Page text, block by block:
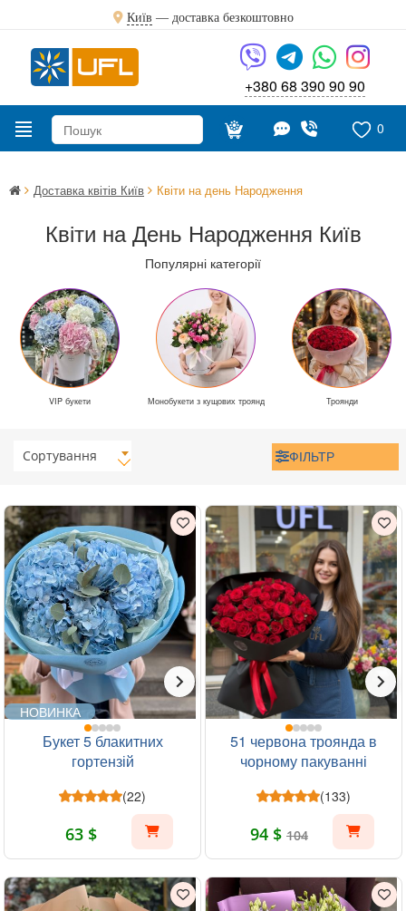
Київ — доставка безкоштовно
+380 68 390 90 90
0
Доставка квітів Київ Квіти на день Народження
Квіти на День Народження Київ
Популярні категорії
VIP букети Монобукети з кущових троянд Троянди
Сортування ФІЛЬТР
НОВИНКА
Букет 5 блакитних
гортензій
(22)
63 $
51 червона троянда в
чорному пакуванні
(133)
94 $ 104